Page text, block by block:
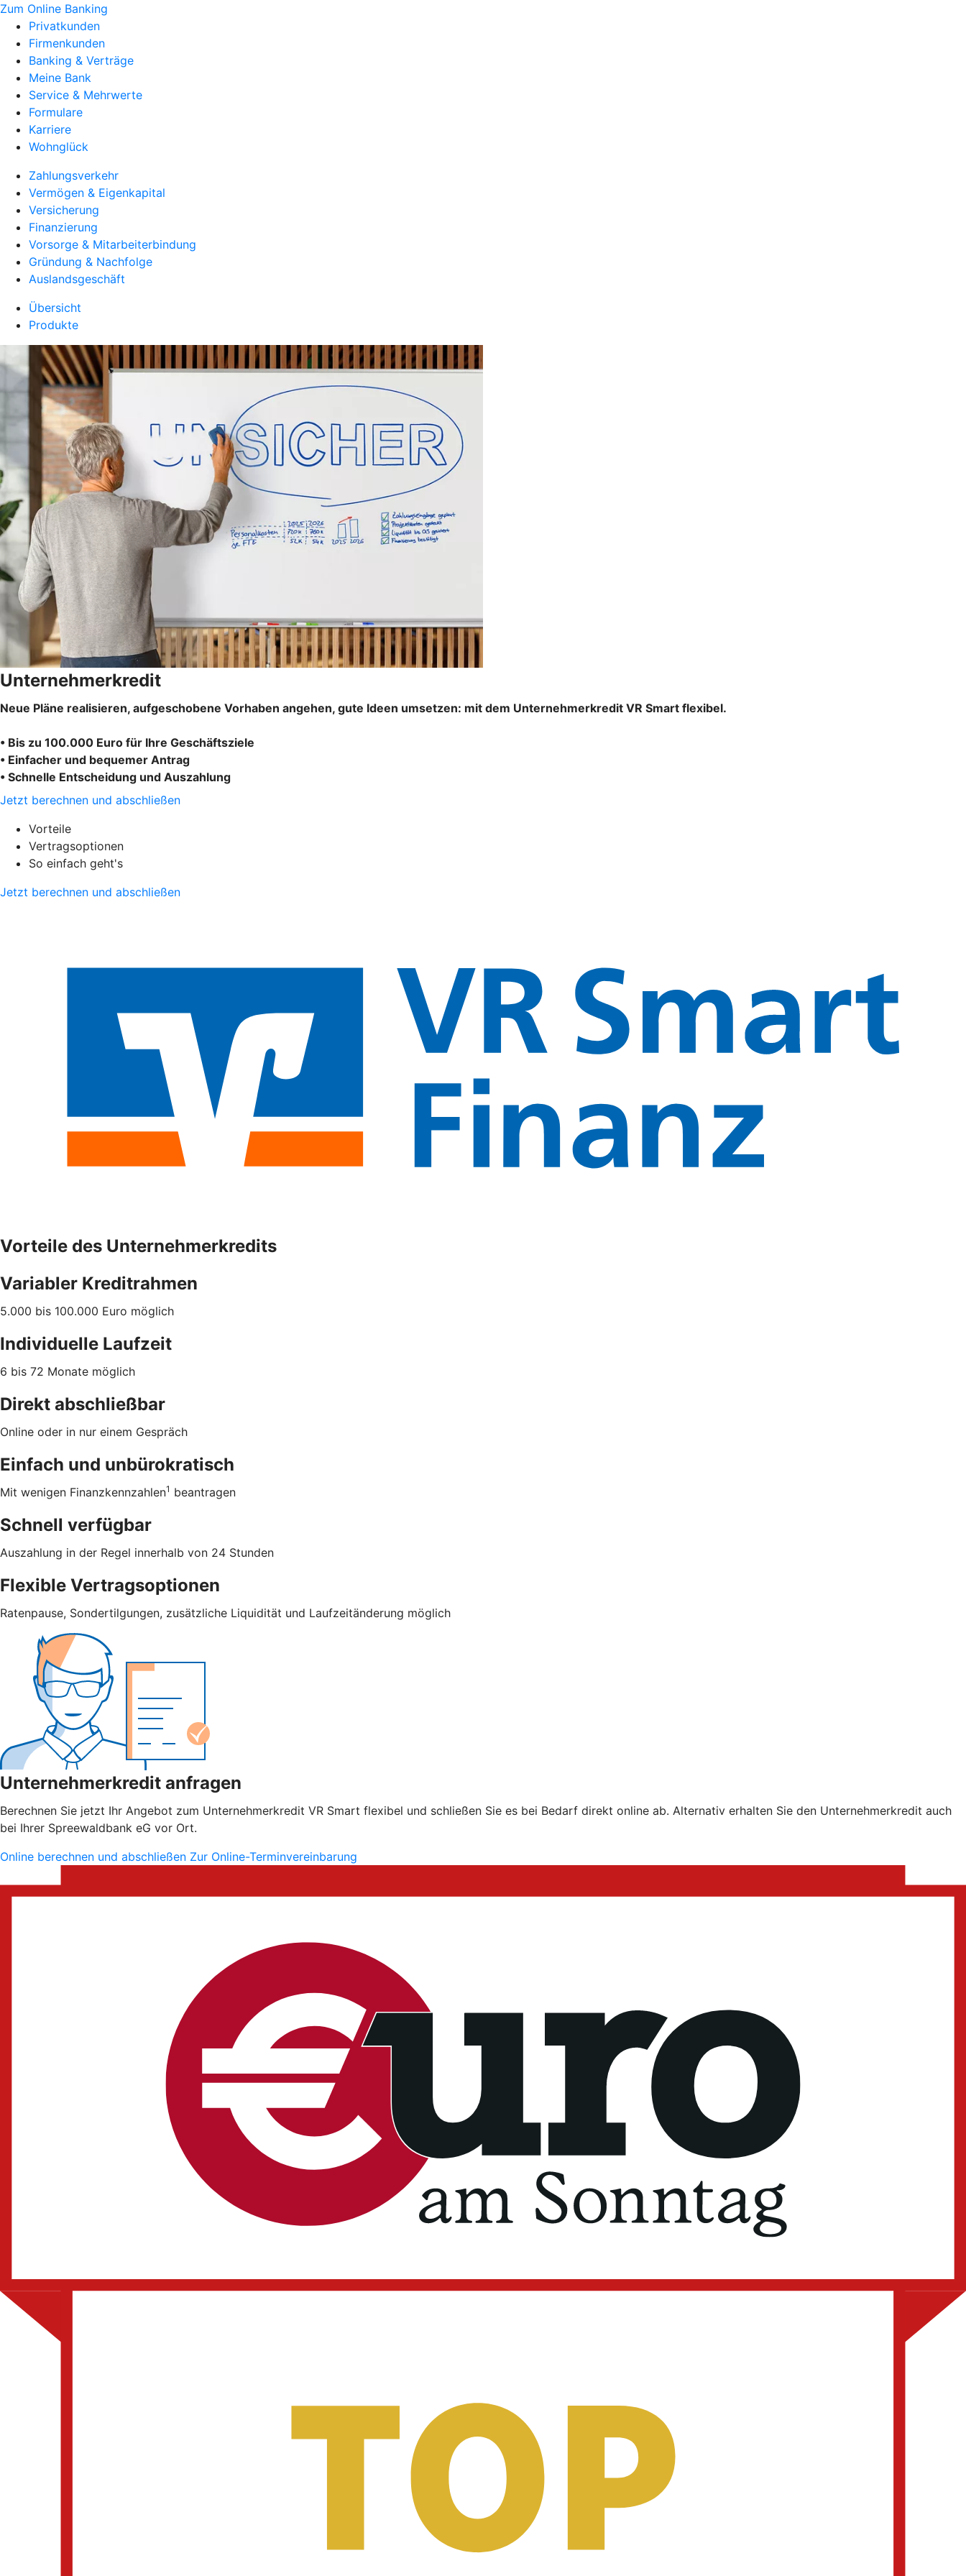
Zum Online Banking
Privatkunden
Firmenkunden
Banking & Verträge
Meine Bank
Service & Mehrwerte
Formulare
Karriere
Wohnglück
Zahlungsverkehr
Vermögen & Eigenkapital
Versicherung
Finanzierung
Vorsorge & Mitarbeiterbindung
Gründung & Nachfolge
Auslandsgeschäft
Übersicht
Produkte
Unternehmerkredit
Neue Pläne realisieren, aufgeschobene Vorhaben angehen, gute Ideen umsetzen: mit dem Unternehmerkredit VR Smart flexibel.
• Bis zu 100.000 Euro für Ihre Geschäftsziele
• Einfacher und bequemer Antrag
• Schnelle Entscheidung und Auszahlung
Jetzt berechnen und abschließen
Vorteile
Vertragsoptionen
So einfach geht's
Jetzt berechnen und abschließen
Vorteile des Unternehmerkredits
Variabler Kreditrahmen
5.000 bis 100.000 Euro möglich
Individuelle Laufzeit
6 bis 72 Monate möglich
Direkt abschließbar
Online oder in nur einem Gespräch
Einfach und unbürokratisch
Mit wenigen Finanzkennzahlen1 beantragen
Schnell verfügbar
Auszahlung in der Regel innerhalb von 24 Stunden
Flexible Vertragsoptionen
Ratenpause, Sondertilgungen, zusätzliche Liquidität und Laufzeitänderung möglich
Unternehmerkredit anfragen
Berechnen Sie jetzt Ihr Angebot zum Unternehmerkredit VR Smart flexibel und schließen Sie es bei Bedarf direkt online ab. Alternativ erhalten Sie den Unternehmerkredit auch
bei Ihrer Spreewaldbank eG vor Ort.
Online berechnen und abschließen Zur Online-Terminvereinbarung